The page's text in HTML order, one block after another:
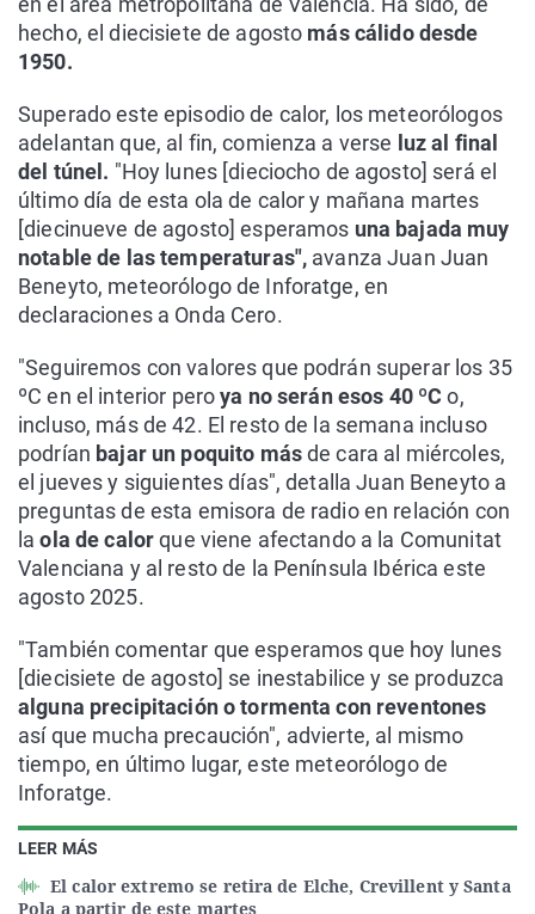
LEER MÁS
El calor extremo se retira de Elche, Crevillent y Santa
Pola a partir de este martes
hecho, el diecisiete de agosto más cálido desde
1950.
Superado este episodio de calor, los meteorólogos
adelantan que, al fin, comienza a verse luz al final
del túnel. "Hoy lunes [dieciocho de agosto] será el
último día de esta ola de calor y mañana martes
[diecinueve de agosto] esperamos una bajada muy
notable de las temperaturas", avanza Juan Juan
Beneyto, meteorólogo de Inforatge, en
declaraciones a Onda Cero.
"Seguiremos con valores que podrán superar los 35
ºC en el interior peroya no serán esos 40 ºC o,
incluso, más de 42. El resto de la semana incluso
podrían bajar un poquito másde cara al miércoles,
el jueves y siguientes días", detalla Juan Beneyto a
preguntas de esta emisora de radio en relación con
laola de calorque viene afectando a la Comunitat
Valenciana y al resto de la Península Ibérica este
agosto 2025.
"También comentar que esperamos que hoy lunes
[diecisiete de agosto] se inestabilice y se produzca
alguna precipitación o tormenta con reventones
así que mucha precaución", advierte, al mismo
tiempo, en último lugar, este meteorólogo de
Inforatge.